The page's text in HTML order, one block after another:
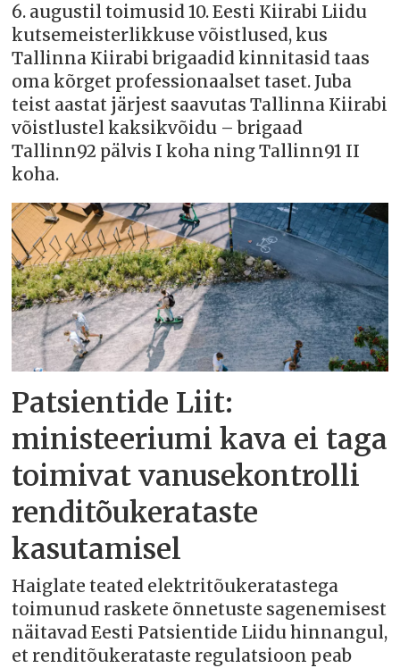
6. augustil toimusid 10. Eesti Kiirabi Liidu
kutsemeisterlikkuse võistlused, kus
Tallinna Kiirabi brigaadid kinnitasid taas
oma kõrget professionaalset taset. Juba
teist aastat järjest saavutas Tallinna Kiirabi
võistlustel kaksikvõidu – brigaad
Tallinn92 pälvis I koha ning Tallinn91 II
koha.
Patsientide Liit:
ministeeriumi kava ei taga
toimivat vanusekontrolli
renditõukerataste
kasutamisel
Haiglate teated elektritõukeratastega
toimunud raskete õnnetuste sagenemisest
näitavad Eesti Patsientide Liidu hinnangul,
et renditõukerataste regulatsioon peab